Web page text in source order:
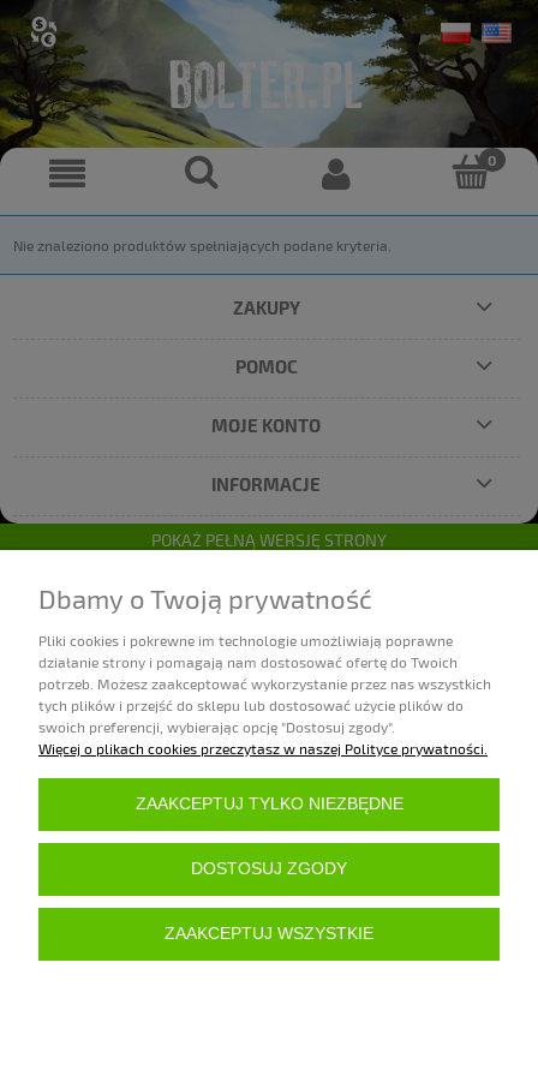
Nie znaleziono produktów spełniających podane kryteria.
ZAKUPY
POMOC
MOJE KONTO
INFORMACJE
POKAŻ PEŁNĄ WERSJĘ STRONY
Dbamy o Twoją prywatność
Pliki cookies i pokrewne im technologie umożliwiają poprawne
działanie strony i pomagają nam dostosować ofertę do Twoich
potrzeb. Możesz zaakceptować wykorzystanie przez nas wszystkich
tych plików i przejść do sklepu lub dostosować użycie plików do
swoich preferencji, wybierając opcję "Dostosuj zgody".
Więcej o plikach cookies przeczytasz w naszej Polityce prywatności.
ZAAKCEPTUJ TYLKO NIEZBĘDNE
DOSTOSUJ ZGODY
ZAAKCEPTUJ WSZYSTKIE